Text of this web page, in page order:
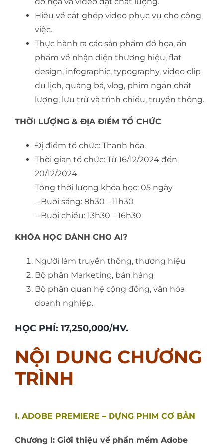
Hiểu về cắt ghép video phục vụ cho công
việc.
Thực hành ra các sản phẩm đồ họa, ấn
phẩm về nhận diện thương hiệu, flat
design, infographic, typography, video clip
du lịch, quảng bá, vlog, phim ngắn chất
lượng, lưu trữ và trình chiếu, truyền thông.
THỜI LƯỢNG & ĐỊA ĐIỂM TỔ CHỨC
Đị điểm tổ chức: Thanh hóa.
Thời gian tổ chức: Từ 16/12/2024 đến
20/12/2024
Tổng thời lượng khóa học: 05 ngày
– Buổi sáng: 8h30 – 11h30
– Buổi chiều: 13h30 – 16h30
KHÓA HỌC DÀNH CHO AI?
Người làm truyền thông, thương hiệu
Bộ phận Marketing, bán hàng
Bộ phận quan hệ cộng đồng, văn hóa
doanh nghiệp.
HỌC PHÍ: 17,250,000/HV.
NỘI DUNG CHƯƠNG
TRÌNH
I. ADOBE PREMIERE – DỰNG PHIM CƠ BẢN
Chương I: Giới thiệu về phần mềm Adobe